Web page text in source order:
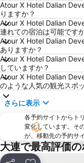
Atour X Hotel Dalian
りますか？
Atour X Hotel Dalian
連れての宿泊は可能です
Atour X Hotel Dalian
ありますか？
Atour X Hotel Dalian
していますか？
Atour X Hotel Dalian
のような人気の観光スポ
さらに表示
各予約サイトからト
変化しています。そ
が、移動先の予約サ
大連で最高評価